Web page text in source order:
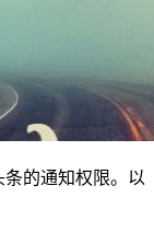
的通知权限。以